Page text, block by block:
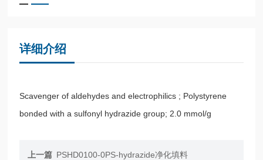
详细介绍
Scavenger of aldehydes and electrophilics ; Polystyrene
bonded with a sulfonyl hydrazide group; 2.0 mmol/g
上一篇 PSHD0100-0PS-hydrazide净化填料